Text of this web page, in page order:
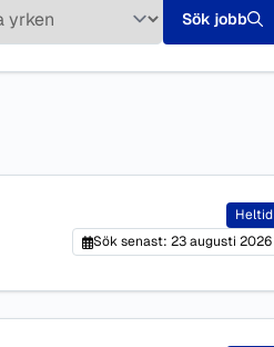
Sök jobb
Heltid
Sök senast: 23 augusti 2026